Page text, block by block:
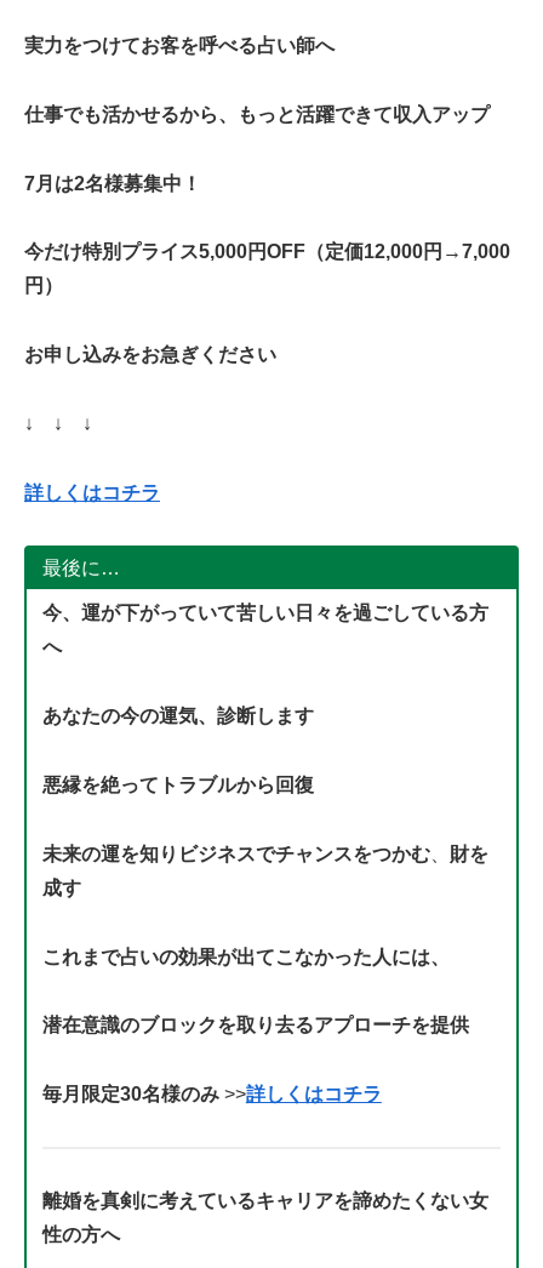
実力をつけてお客を呼べる占い師へ
仕事でも活かせるから、もっと活躍できて収入アップ
7月は2名様募集中！
今だけ特別プライス5,000円OFF（定価12,000円→7,000
円）
お申し込みをお急ぎください
↓ ↓ ↓
詳しくはコチラ
最後に…
今、運が下がっていて苦しい日々を過ごしている方
へ
あなたの今の運気、診断します
悪縁を絶ってトラブルから回復
未来の運を知りビジネスでチャンスをつかむ、 財を
成す
これまで占いの効果が出てこなかった人には、
潜在意識のブロックを取り去るアプローチを提供
毎月限定30名様のみ>>詳しくはコチラ
離婚を真剣に考えているキャリアを諦めたくない女
性の方へ